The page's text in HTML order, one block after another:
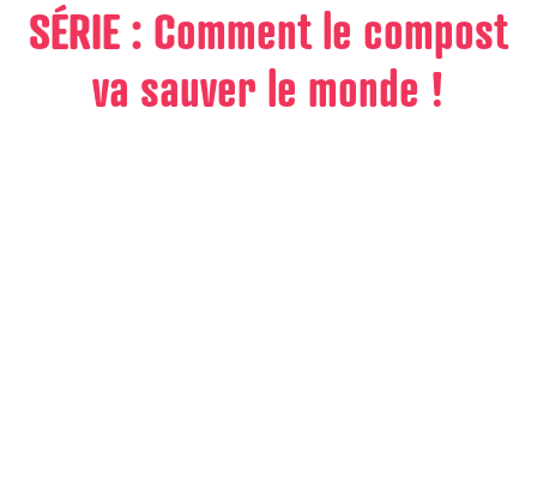
SÉRIE : Comment le compost
va sauver le monde !